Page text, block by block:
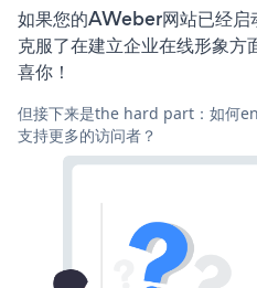
如果您的AWeber网站已经启
克服了在建立企业在线形象方
喜你！
但接下来是the hard part：如何
支持更多的访问者？